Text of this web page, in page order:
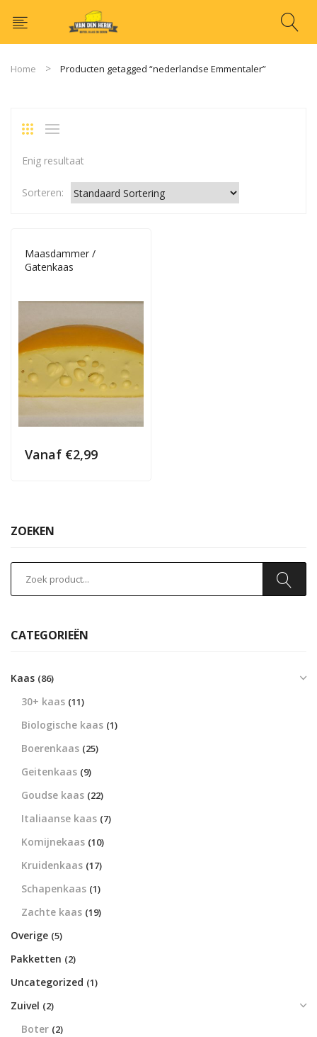
Home Producten getagged “nederlandse Emmentaler”
Enig resultaat
Sorteren:
Maasdammer /
Gatenkaas
Vanaf €2,99
ZOEKEN
CATEGORIEËN
Kaas (86)
30+ kaas (11)
Biologische kaas (1)
Boerenkaas (25)
Geitenkaas (9)
Goudse kaas (22)
Italiaanse kaas (7)
Komijnekaas (10)
Kruidenkaas (17)
Schapenkaas (1)
Zachte kaas (19)
Overige (5)
Pakketten (2)
Uncategorized (1)
Zuivel (2)
Boter (2)